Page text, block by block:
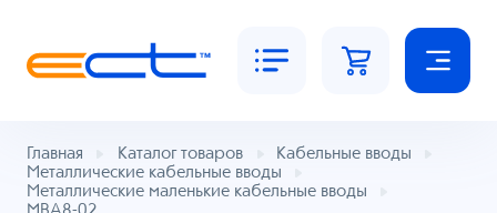
Главная Каталог товаров
Кабельные вводы
Металлические кабельные вводы
Металлические маленькие кабельные вводы